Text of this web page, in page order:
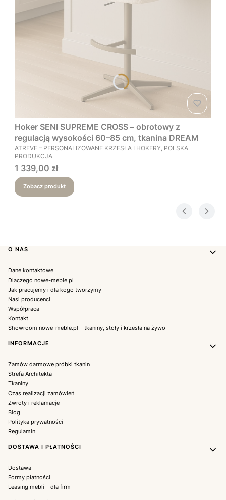
Hoker SENI SUPREME CROSS – obrotowy z
regulacją wysokości 60–85 cm, tkanina DREAM
PRODUCENT
ATREVE – PERSONALIZOWANE KRZESŁA I HOKERY, POLSKA
PRODUKCJA
Cena
1 339,00 zł
Zobacz produkt
Linki w stopce
O NAS
Dane kontaktowe
Dlaczego nowe-meble.pl
Jak pracujemy i dla kogo tworzymy
Nasi producenci
Współpraca
Kontakt
Showroom nowe-meble.pl – tkaniny, stoły i krzesła na żywo
INFORMACJE
Zamów darmowe próbki tkanin
Strefa Architekta
Tkaniny
Czas realizacji zamówień
Zwroty i reklamacje
Blog
Polityka prywatności
Regulamin
DOSTAWA I PŁATNOŚCI
Dostawa
Formy płatności
Leasing mebli – dla firm